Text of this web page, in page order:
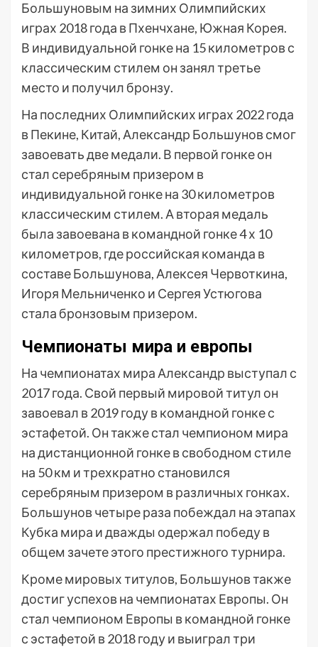
Большуновым на зимних Олимпийских
играх 2018 года в Пхенчхане, Южная Корея.
В индивидуальной гонке на 15 километров с
классическим стилем он занял третье
место и получил бронзу.
На последних Олимпийских играх 2022 года
в Пекине, Китай, Александр Большунов смог
завоевать две медали. В первой гонке он
стал серебряным призером в
индивидуальной гонке на 30 километров
классическим стилем. А вторая медаль
была завоевана в командной гонке 4 х 10
километров, где российская команда в
составе Большунова, Алексея Червоткина,
Игоря Мельниченко и Сергея Устюгова
стала бронзовым призером.
Чемпионаты мира и европы
На чемпионатах мира Александр выступал с
2017 года. Свой первый мировой титул он
завоевал в 2019 году в командной гонке с
эстафетой. Он также стал чемпионом мира
на дистанционной гонке в свободном стиле
на 50 км и трехкратно становился
серебряным призером в различных гонках.
Большунов четыре раза побеждал на этапах
Кубка мира и дважды одержал победу в
общем зачете этого престижного турнира.
Кроме мировых титулов, Большунов также
достиг успехов на чемпионатах Европы. Он
стал чемпионом Европы в командной гонке
с эстафетой в 2018 году и выиграл три